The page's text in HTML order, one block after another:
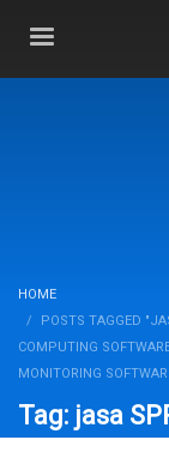
HOME
POSTS TAGGED
COMPUTING
MONITORING
Tag: jasa